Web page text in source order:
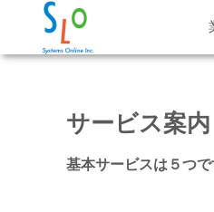
サービス案内
基本サービスは５つ